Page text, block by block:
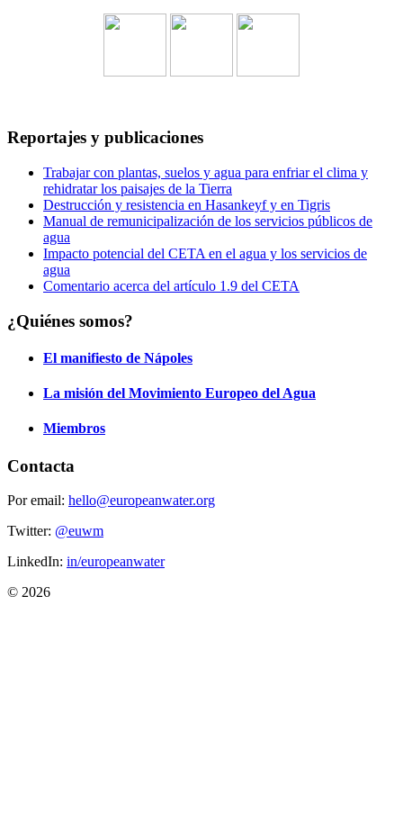
Reportajes y publicaciones
Trabajar con plantas, suelos y agua para enfriar el clima y
rehidratar los paisajes de la Tierra
Destrucción y resistencia en Hasankeyf y en Tigris
Manual de remunicipalización de los servicios públicos de
agua
Impacto potencial del CETA en el agua y los servicios de
agua
Comentario acerca del artículo 1.9 del CETA
¿Quiénes somos?
El manifiesto de Nápoles
La misión del Movimiento Europeo del Agua
Miembros
Contacta
Por email: hello@europeanwater.org
Twitter: @euwm
LinkedIn: in/europeanwater
© 2026